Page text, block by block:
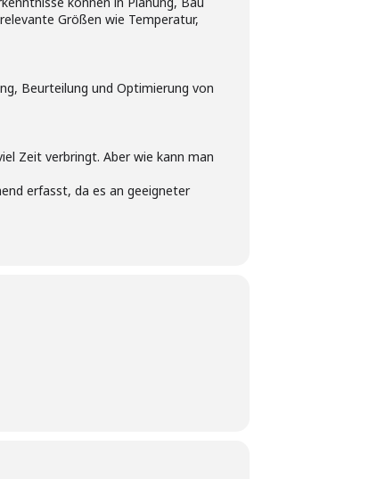
Größen wie Temperatur,
Beurteilung und Optimierung von
Zeit verbringt. Aber wie kann man
erfasst, da es an geeigneter